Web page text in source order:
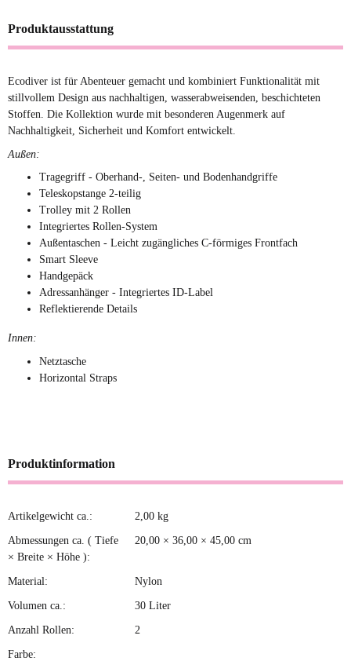
Produktausstattung
Ecodiver ist für Abenteuer gemacht und kombiniert Funktionalität mit
stillvollem Design aus nachhaltigen, wasserabweisenden, beschichteten
Stoffen. Die Kollektion wurde mit besonderen Augenmerk auf
Nachhaltigkeit, Sicherheit und Komfort entwickelt.
Außen:
Tragegriff - Oberhand-, Seiten- und Bodenhandgriffe
Teleskopstange 2-teilig
Trolley mit 2 Rollen
Integriertes Rollen-System
Außentaschen - Leicht zugängliches C-förmiges Frontfach
Smart Sleeve
Handgepäck
Adressanhänger - Integriertes ID-Label
Reflektierende Details
Innen:
Netztasche
Horizontal Straps
Produktinformation
Produkteigenschaft
Wert
Artikelgewicht ca.: 2,00 kg
Abmessungen ca. ( Tiefe
× Breite × Höhe ):
20,00 × 36,00 × 45,00 cm
Material: Nylon
Volumen ca.: 30 Liter
Anzahl Rollen: 2
Farbe: